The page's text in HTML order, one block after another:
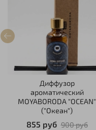
Диффузор
ароматический
MOYABORODA "OCEAN"
("Океан")
855 руб 900 руб